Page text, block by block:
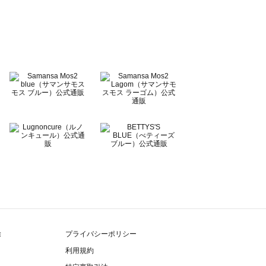
プライバシーポリシー
利用規約